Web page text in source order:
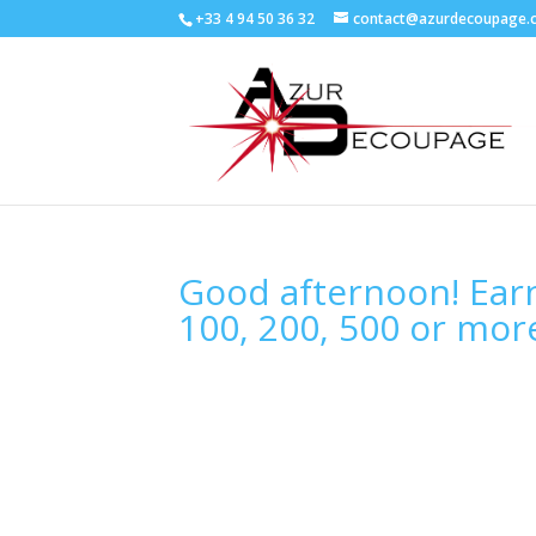
+33 4 94 50 36 32
Good afternoon!
100, 200, 500 or